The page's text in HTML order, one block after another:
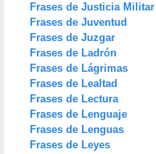
Frases de Justicia Militar
Frases de Juventud
Frases de Juzgar
Frases de Ladrón
Frases de Lágrimas
Frases de Lealtad
Frases de Lectura
Frases de Lenguaje
Frases de Lenguas
Frases de Leyes